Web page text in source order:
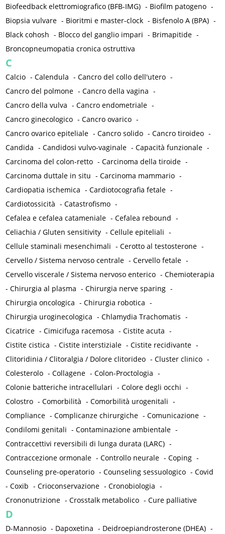
Biofeedback elettromiografico (BFB-IMG) - Biofilm patogeno -
Biopsia vulvare - Bioritmi e master-clock - Bisfenolo A (BPA) -
Black cohosh - Blocco del ganglio impari - Brimapitide -
Broncopneumopatia cronica ostruttiva
C
Calcio -Calendula -Cancro del collo dell'utero -
Cancro del polmone -Cancro della vagina -
Cancro della vulva -Cancro endometriale -
Cancro ginecologico -Cancro ovarico -
Cancro ovarico epiteliale -Cancro solido -Cancro tiroideo -
Candida -Candidosi vulvo-vaginale -Capacità funzionale -
Carcinoma del colon-retto -Carcinoma della tiroide -
Carcinoma duttale in situ -Carcinoma mammario -
Cardiopatia ischemica -Cardiotocografia fetale -
Cardiotossicità -Catastrofismo -
Cefalea e cefalea catameniale -Cefalea rebound -
Celiachia / Gluten sensitivity -Cellule epiteliali -
Cellule staminali mesenchimali -Cerotto al testosterone -
Cervello / Sistema nervoso centrale -Cervello fetale -
Cervello viscerale / Sistema nervoso enterico -Chemioterapia
-Chirurgia al plasma -Chirurgia nerve sparing -
Chirurgia oncologica -Chirurgia robotica -
Chirurgia uroginecologica -Chlamydia Trachomatis -
Cicatrice -Cimicifuga racemosa -Cistite acuta -
Cistite cistica -Cistite interstiziale -Cistite recidivante -
Clitoridinia / Clitoralgia / Dolore clitorideo -Cluster clinico -
Colesterolo -Collagene -Colon-Proctologia -
Colonie batteriche intracellulari -Colore degli occhi -
Colostro -Comorbilità -Comorbilità urogenitali -
Compliance -Complicanze chirurgiche -Comunicazione -
Condilomi genitali -Contaminazione ambientale -
Contraccettivi reversibili di lunga durata (LARC) -
Contraccezione ormonale -Controllo neurale -Coping -
Counseling pre-operatorio -Counseling sessuologico -Covid
-Coxib -Crioconservazione -Cronobiologia -
Crononutrizione -Crosstalk metabolico -Cure palliative
D
D-Mannosio - Dapoxetina - Deidroepiandrosterone (DHEA) -